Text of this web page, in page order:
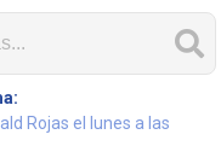
Rojas el lunes a las